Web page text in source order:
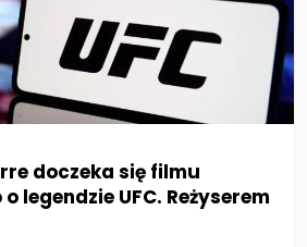
doczeka się filmu
legendzie UFC. Reżyserem